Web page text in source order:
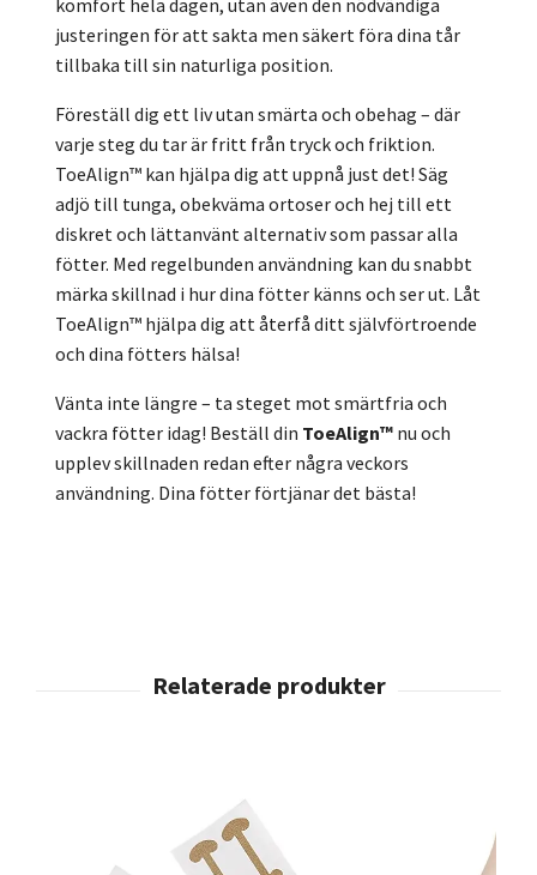
justeringen för att sakta men säkert föra dina tår
tillbaka till sin naturliga position.
Föreställ dig ett liv utan smärta och obehag – där
varje steg du tar är fritt från tryck och friktion.
ToeAlign™ kan hjälpa dig att uppnå just det! Säg
adjö till tunga, obekväma ortoser och hej till ett
diskret och lättanvänt alternativ som passar alla
fötter. Med regelbunden användning kan du snabbt
märka skillnad i hur dina fötter känns och ser ut. Låt
ToeAlign™ hjälpa dig att återfå ditt självförtroende
och dina fötters hälsa!
Vänta inte längre – ta steget mot smärtfria och
vackra fötter idag! Beställ din ToeAlign™ nu och
upplev skillnaden redan efter några veckors
användning. Dina fötter förtjänar det bästa!